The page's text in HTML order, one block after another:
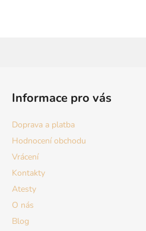
Informace pro vás
Doprava a platba
Hodnocení obchodu
Vrácení
Kontakty
Atesty
O nás
Blog